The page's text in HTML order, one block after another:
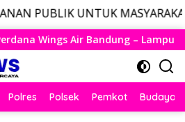
LAYANAN
Resmi Mengudara, Husein Kembali
Polres Polsek Pemkot Budaya